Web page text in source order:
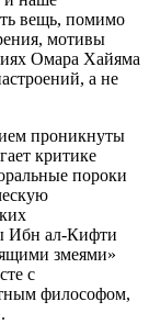
вещь, помимо
мотивы
Омара Хайяма
а не
проникнуты
критике
пороки
Ибн ал-Кифти
змеями»
с
философом,